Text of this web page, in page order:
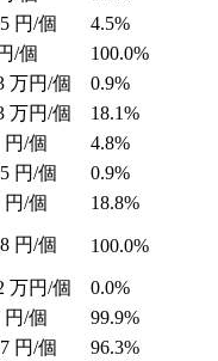
円/個
4.5%
/個
100.0%
万円/個
0.9%
万円/個
18.1%
円/個
4.8%
円/個
0.9%
円/個 18.8%
円/個 100.0%
万円/個
0.0%
円/個
99.9%
円/個 96.3%